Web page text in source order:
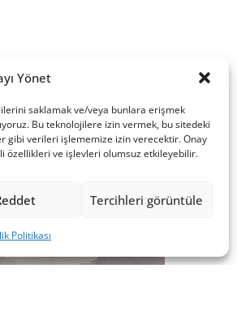
Yönet
saklamak ve/veya bunlara erişmek
Bu teknolojilere izin vermek, bu sitedeki
gibi verileri işlememize izin verecektir. Onay
özellikleri ve işlevleri olumsuz etkileyebilir.
Tercihleri görüntüle
Politikası